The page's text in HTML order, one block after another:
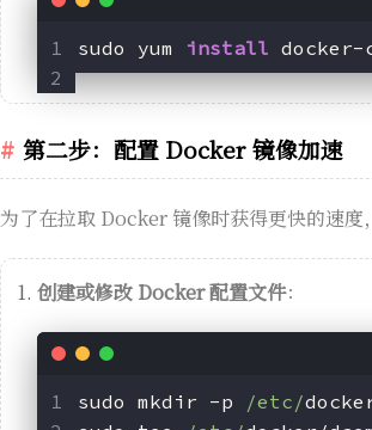
sudo yum install
第二步：配置 Docker 镜像加速
为了在拉取 Docker 镜像时获得更快的速度
创建或修改 Docker 配置文件：
sudo mkdir -p /etc/